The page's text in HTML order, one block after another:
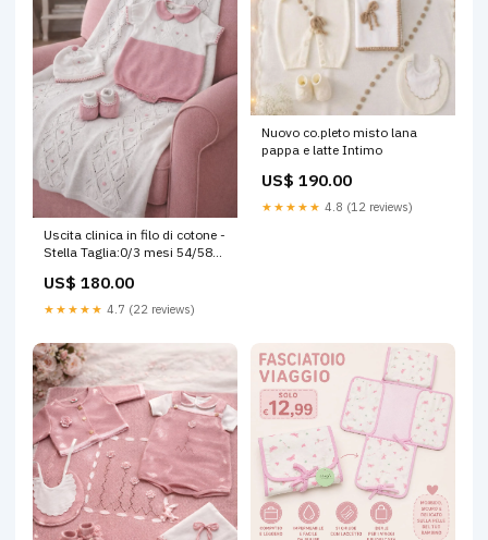
Uscita clinica in filo di cotone -
Stella Taglia:0/3 mesi 54/58
US$ 180.00
★★★★★ 4.7 (22 reviews)
Nuovo co.pleto misto lana
pappa e latte Intimo
US$ 190.00
★★★★★ 4.8 (12 reviews)